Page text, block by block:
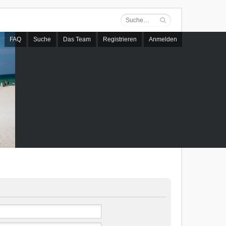
FAQ Suche Das Team Registrieren Anmelden